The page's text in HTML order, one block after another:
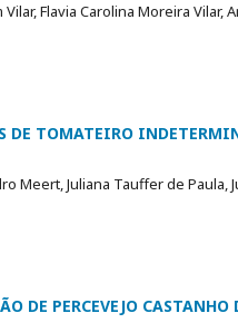
Flavia Carolina Moreira
DE TOMATEIRO
Meert, Juliana Tauffer de Paula,
DE PERCEVEJO